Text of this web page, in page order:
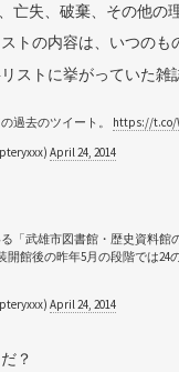
亡失、破棄、その他の
トの内容は、いつのも
ストに挙がっていた
過去のツイート。 https://t.co/
April 24, 2014
「武雄市図書館・歴史資料館
開館後の昨年5月の段階では24
April 24, 2014
？